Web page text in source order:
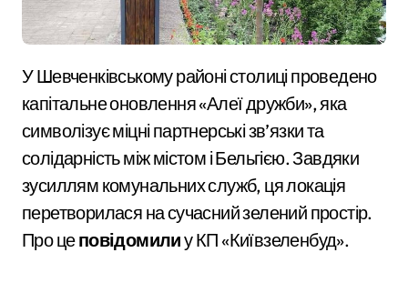
У Шевченківському районі столиці проведено
капітальне оновлення «Алеї дружби», яка
символізує міцні партнерські зв’язки та
солідарність між містом і Бельгією. Завдяки
зусиллям комунальних служб, ця локація
перетворилася на сучасний зелений простір.
Про цеповідомилиу КП «Київзеленбуд».